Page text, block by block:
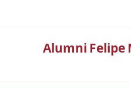
Alumni Felipe